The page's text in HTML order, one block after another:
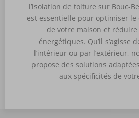
l’isolation de toiture sur Bouc-
est essentielle pour optimiser
de votre maison et
énergétiques. Qu’il s’agisse
l’intérieur ou par l’extérieur,
propose des solutions
aux spécificités de